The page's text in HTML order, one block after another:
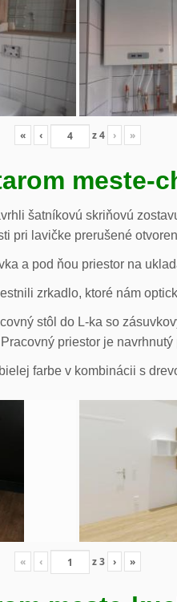
« ‹ z4 › »
meste-
šatníkovú skriňovú
pri lavičke prerušené
a pod ňou priestor na
zrkadlo, ktoré nám
stôl do L-ka so
priestor je navrhnutý
farbe v kombinácii s
« ‹ z3 › »